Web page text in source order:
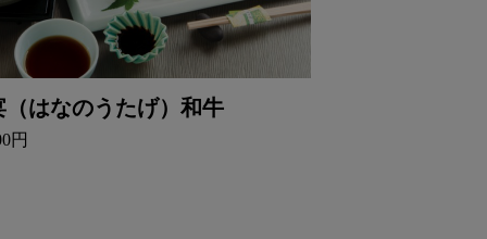
（はなのうたげ）和牛
円